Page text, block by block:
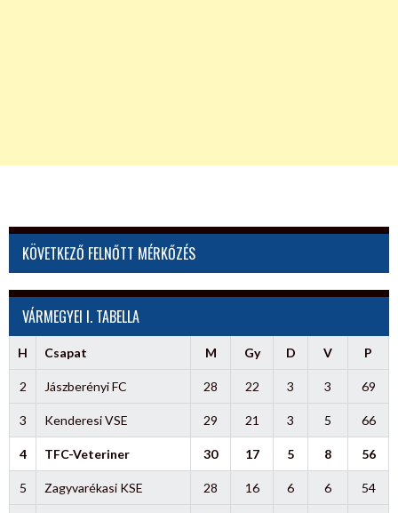
KÖVETKEZŐ FELNŐTT MÉRKŐZÉS
VÁRMEGYEI I. TABELLA
H Csapat M Gy D V P
2 Jászberényi FC 28 22 3 3 69
3 Kenderesi VSE 29 21 3 5 66
4 TFC-Veteriner 30 17 5 8 56
5 Zagyvarékasi KSE 28 16 6 6 54